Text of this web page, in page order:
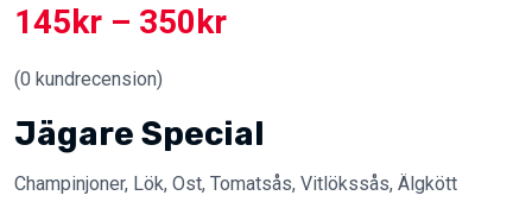
145kr – 350kr
(0 kundrecension)
Jägare Special
Champinjoner, Lök, Ost, Tomatsås, Vitlökssås, Älgkött